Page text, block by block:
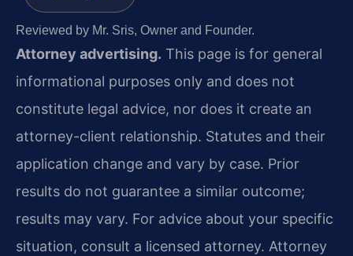
Reviewed by Mr. Sris, Owner and Founder.
Attorney advertising. This page is for general
informational purposes only and does not
constitute legal advice, nor does it create an
attorney-client relationship. Statutes and their
application change and vary by case. Prior
results do not guarantee a similar outcome;
results may vary. For advice about your specific
situation, consult a licensed attorney. Attorney